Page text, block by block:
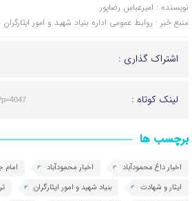
نویسنده : امیرعباس رضاپور
منبع خبر : روابط عمومی اداره بنیاد شهید و امور
اشتراک گذاری :
لینک کوتاه :
برچسب ها
اخبار داغ محمودآباد اخبار محمودآباد
امام
ایثار و شهادت
بنیاد شهید و امور ایثارگران